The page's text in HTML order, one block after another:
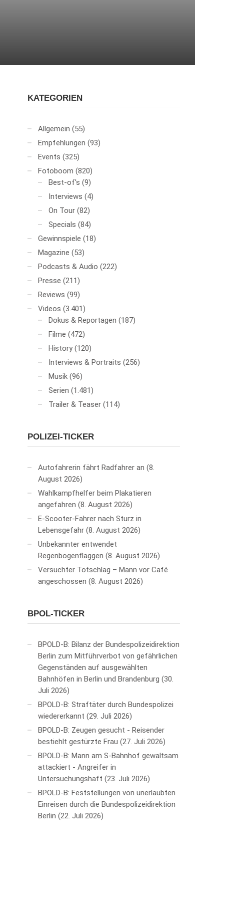
KATEGORIEN
Allgemein (55)
Empfehlungen (93)
Events (325)
Fotoboom (820)
Best-of's (9)
Interviews (4)
On Tour (82)
Specials (84)
Gewinnspiele (18)
Magazine (53)
Podcasts & Audio (222)
Presse (211)
Reviews (99)
Videos (3.401)
Dokus & Reportagen (187)
Filme (472)
History (120)
Interviews & Portraits (256)
Musik (96)
Serien (1.481)
Trailer & Teaser (114)
POLIZEI-TICKER
Autofahrerin fährt Radfahrer an 8.
August 2026
Wahlkampfhelfer beim Plakatieren
angefahren 8. August 2026
E-Scooter-Fahrer nach Sturz in
Lebensgefahr 8. August 2026
Unbekannter entwendet
Regenbogenflaggen 8. August 2026
Versuchter Totschlag – Mann vor Café
angeschossen 8. August 2026
BPOL-TICKER
BPOLD-B: Bilanz der Bundespolizeidirektion
Berlin zum Mitführverbot von gefährlichen
Gegenständen auf ausgewählten
Bahnhöfen in Berlin und Brandenburg 30.
Juli 2026
BPOLD-B: Straftäter durch Bundespolizei
wiedererkannt 29. Juli 2026
BPOLD-B: Zeugen gesucht - Reisender
bestiehlt gestürzte Frau 27. Juli 2026
BPOLD-B: Mann am S-Bahnhof gewaltsam
attackiert - Angreifer in
Untersuchungshaft 23. Juli 2026
BPOLD-B: Feststellungen von unerlaubten
Einreisen durch die Bundespolizeidirektion
Berlin 22. Juli 2026